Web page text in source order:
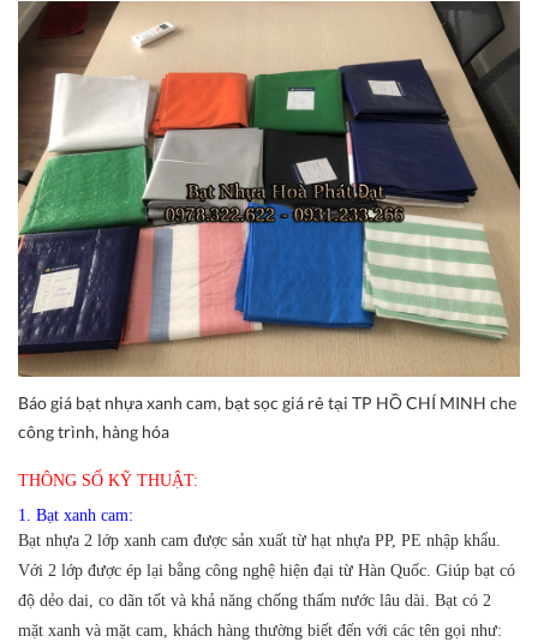
Báo giá bạt nhựa xanh cam, bạt sọc giá rẻ tại TP HỒ CHÍ MINH che
công trình, hàng hóa
THÔNG SỐ KỸ THUẬT:
1. Bạt xanh cam:
Bạt nhựa 2 lớp xanh cam được sản xuất từ hạt nhựa PP, PE nhập khẩu.
Với 2 lớp được ép lại bằng công nghệ hiện đại từ Hàn Quốc. Giúp bạt có
độ dẻo dai, co dãn tốt và khả năng chống thấm nước lâu dài. Bạt có 2
mặt xanh và mặt cam, khách hàng thường biết đến với các tên gọi như: